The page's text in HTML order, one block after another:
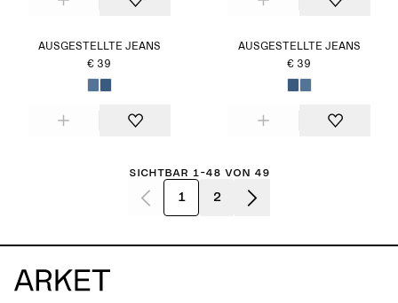
AUSGESTELLTE JEANS
€ 39
AUSGESTELLTE JEANS
€ 39
Sichtbar 1-48 von 49
1 2